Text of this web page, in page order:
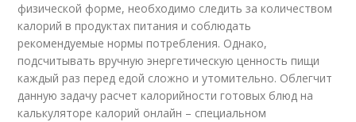
физической форме, необходимо следить за количеством
калорий в продуктах питания и соблюдать
рекомендуемые нормы потребления. Однако,
подсчитывать вручную энергетическую ценность пищи
каждый раз перед едой сложно и утомительно. Облегчит
данную задачу расчет калорийности готовых блюд на
калькуляторе калорий онлайн – специальном